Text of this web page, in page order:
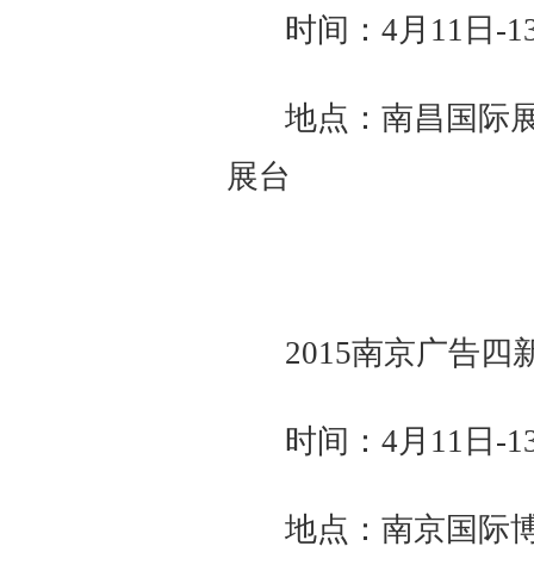
时间：4月11日-
地点：南昌国际
展台
2015南京广告
时间：4月11日-
地点：南京国际